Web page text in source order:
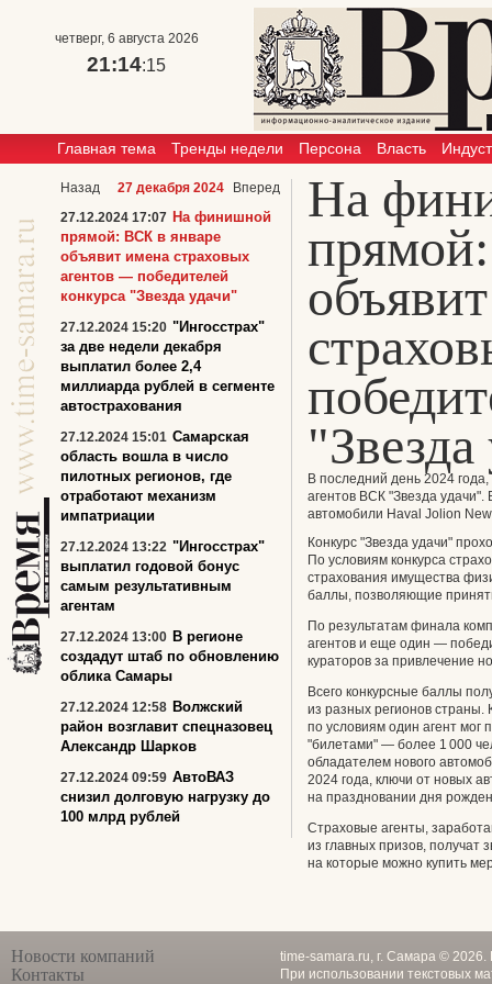
четверг, 6 августа 2026
21:14:15
Главная тема Тренды недели Персона Власть
На
В последний день 2024
агентов ВСК "Звезда
автомобили Haval Jolion
Конкурс "Звезда удачи"
По условиям конкурса
страхования имущества
баллы, позволяющие
По результатам финала
агентов и еще один —
кураторов за привлечение
Всего конкурсные баллы
из разных регионов страны.
по условиям один агент мог
"билетами" — более 1 000
обладателем нового
2024 года, ключи от новых
на праздновании дня
Страховые агенты,
из главных призов,
на которые можно купить
Назад 27 декабря 2024
Вперед
27.12.2024 17:07 На финишной
прямой: ВСК в январе
объявит имена страховых
агентов — победителей
конкурса "Звезда удачи"
27.12.2024 15:20 "Ингосстрах"
за две недели декабря
выплатил более 2,4
миллиарда рублей в сегменте
автострахования
27.12.2024 15:01 Самарская
область вошла в число
пилотных регионов, где
отработают механизм
импатриации
27.12.2024 13:22 "Ингосстрах"
выплатил годовой бонус
самым результативным
агентам
27.12.2024 13:00 В регионе
создадут штаб по обновлению
облика Самары
27.12.2024 12:58 Волжский
район возглавит спецназовец
Александр Шарков
27.12.2024 09:59 АвтоВАЗ
снизил долговую нагрузку до
100 млрд рублей
Новости компаний
Контакты
time-samara.ru, г. Самара ©
При использовании текстовых